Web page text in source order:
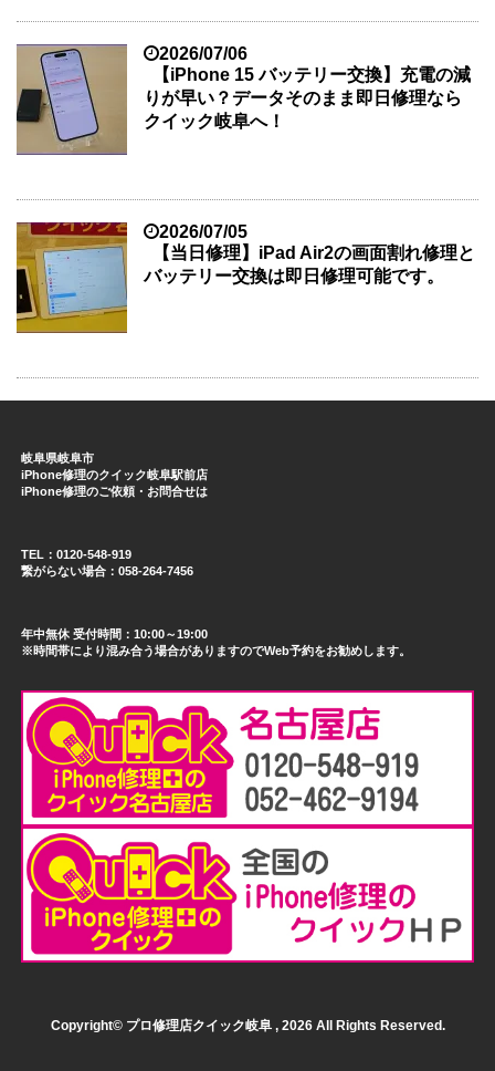
2026/07/06
【iPhone 15 バッテリー交換】充電の減
りが早い？データそのまま即日修理なら
クイック岐阜へ！
2026/07/05
【当日修理】iPad Air2の画面割れ修理と
バッテリー交換は即日修理可能です。
岐阜県岐阜市
iPhone修理のクイック岐阜駅前店
iPhone修理のご依頼・お問合せは
TEL：0120-548-919
繋がらない場合：058-264-7456
年中無休 受付時間：10:00～19:00
※時間帯により混み合う場合がありますのでWeb予約をお勧めします。
Copyright© プロ修理店クイック岐阜 , 2026 All Rights Reserved.